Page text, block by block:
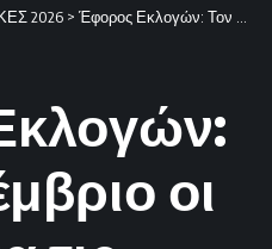
2026 > Έφορος Εκλογών: Τον Σεπτέμβριο οι κάλπες για τις αναπληρωματικές εκλογές
οι